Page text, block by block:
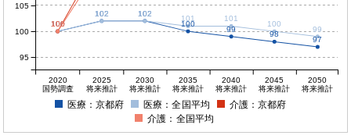
100
102
102
100
99
98
97
100
102 102
101 101
100
99
100
100
2020
国勢調査
2025
将来推計
2030
将来推計
2035
将来推計
2040
将来推計
2045
将来推計
2050
将来推計
95
100
105
医療：京都府 医療：全国平均
介護：京都府
介護：全国平均